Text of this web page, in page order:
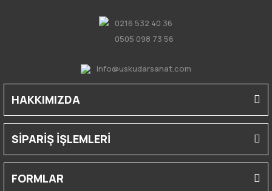
0216 532 40 36
0505 098 73 56
info@uskudarsanat.com
HAKKIMIZDA
SİPARİŞ İŞLEMLERİ
FORMLAR